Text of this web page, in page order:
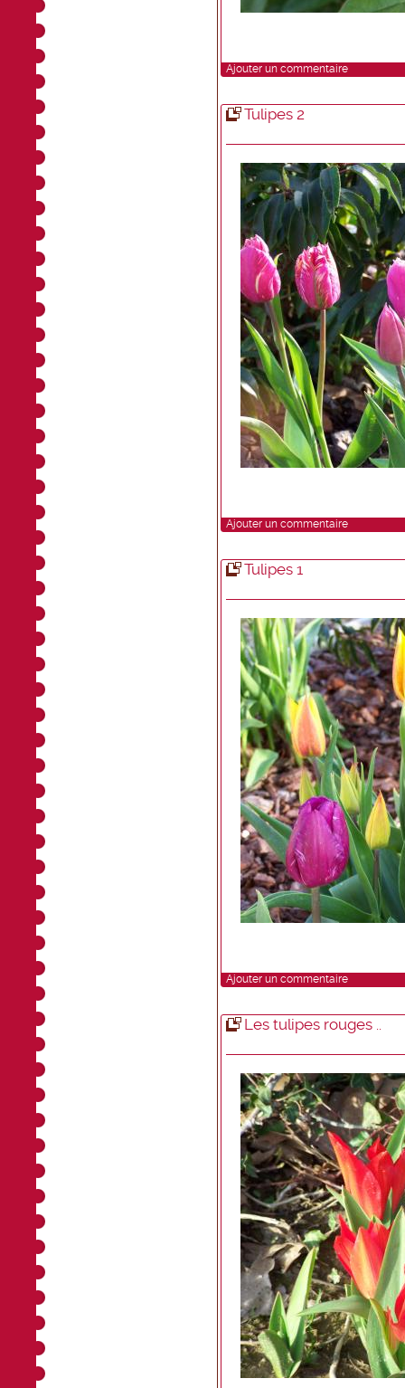
Ajouter un commentaire
Tulipes 2
Ajouter un commentaire
Tulipes 1
Ajouter un commentaire
Les tulipes rouges ..